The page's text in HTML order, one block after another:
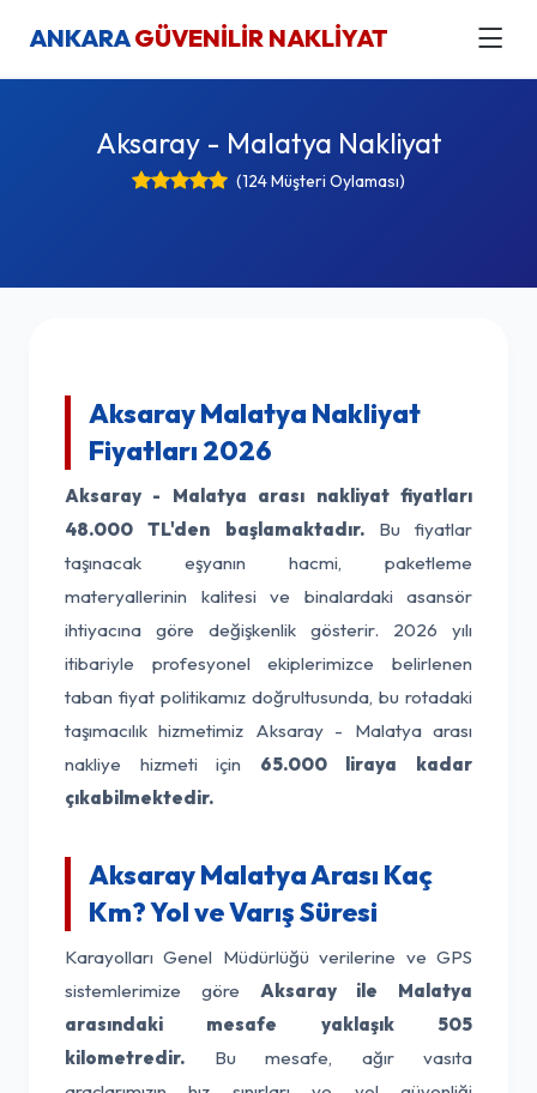
ANKARAGÜVENİLİR NAKLİYAT
Aksaray - Malatya Nakliyat
(124 Müşteri Oylaması)
Aksaray Malatya Nakliyat
Fiyatları 2026
Aksaray - Malatya arası nakliyat fiyatları
48.000 TL'den başlamaktadır.Bu fiyatlar
taşınacak eşyanın hacmi, paketleme
materyallerinin kalitesi ve binalardaki asansör
ihtiyacına göre değişkenlik gösterir. 2026 yılı
itibariyle profesyonel ekiplerimizce belirlenen
taban fiyat politikamız doğrultusunda, bu rotadaki
taşımacılık hizmetimiz Aksaray - Malatya arası
nakliye hizmeti için 65.000 liraya kadar
çıkabilmektedir.
Aksaray Malatya Arası Kaç
Km? Yol ve Varış Süresi
Karayolları Genel Müdürlüğü verilerine ve GPS
sistemlerimize göre Aksaray ile Malatya
arasındaki mesafe yaklaşık 505
kilometredir. Bu mesafe, ağır vasıta